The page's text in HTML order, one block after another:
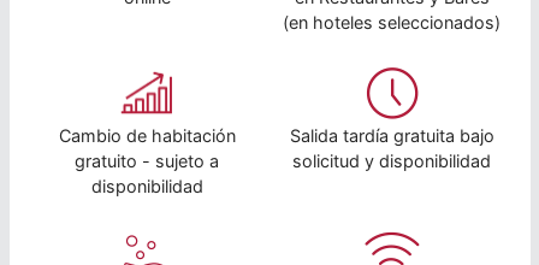
(en hoteles seleccionados)
Cambio de habitación
gratuito - sujeto a
disponibilidad
Salida tardía gratuita bajo
solicitud y disponibilidad